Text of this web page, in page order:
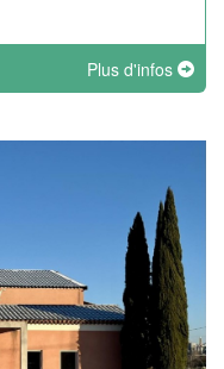
Plus d'infos